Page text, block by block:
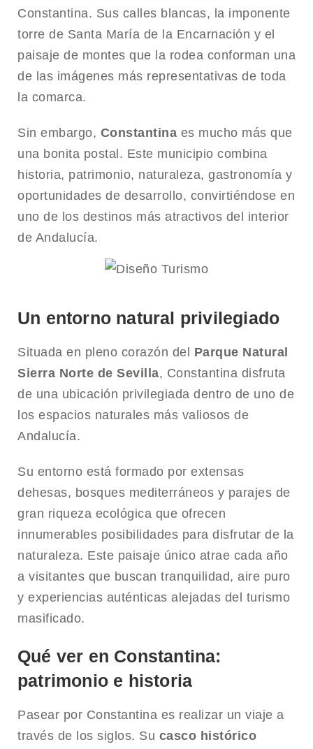
Constantina. Sus calles blancas, la imponente
torre de Santa María de la Encarnación y el
paisaje de montes que la rodea conforman una
de las imágenes más representativas de toda
la comarca.
Sin embargo, Constantina es mucho más que
una bonita postal. Este municipio combina
historia, patrimonio, naturaleza, gastronomía y
oportunidades de desarrollo, convirtiéndose en
uno de los destinos más atractivos del interior
de Andalucía.
Un entorno natural privilegiado
Situada en pleno corazón del Parque Natural
Sierra Norte de Sevilla, Constantina disfruta
de una ubicación privilegiada dentro de uno de
los espacios naturales más valiosos de
Andalucía.
Su entorno está formado por extensas
dehesas, bosques mediterráneos y parajes de
gran riqueza ecológica que ofrecen
innumerables posibilidades para disfrutar de la
naturaleza. Este paisaje único atrae cada año
a visitantes que buscan tranquilidad, aire puro
y experiencias auténticas alejadas del turismo
masificado.
Qué ver en Constantina:
patrimonio e historia
Pasear por Constantina es realizar un viaje a
través de los siglos. Su casco histórico